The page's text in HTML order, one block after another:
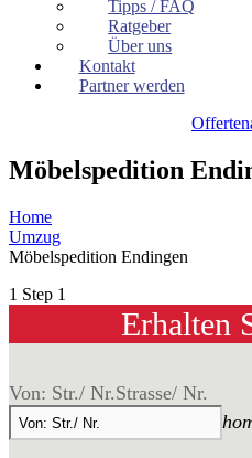
Tipps / FAQ
Ratgeber
Über uns
Kontakt
Partner werden
Möbelspedition
Home
Umzug
Möbelspedition Endingen
1 Step 1
Erhalten
Von: Str./ Nr.Strasse/ Nr.